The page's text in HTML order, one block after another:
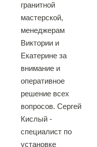
гранитной
мастерской,
менеджерам
Виктории и
Екатерине за
внимание и
оперативное
решение всех
вопросов. Сергей
Кислый -
специалист по
установке